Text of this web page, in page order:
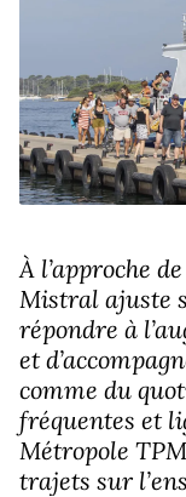
À l’approche
Mistral ajuste
répondre à
et
comme du
fréquentes et
Métropole
trajets sur